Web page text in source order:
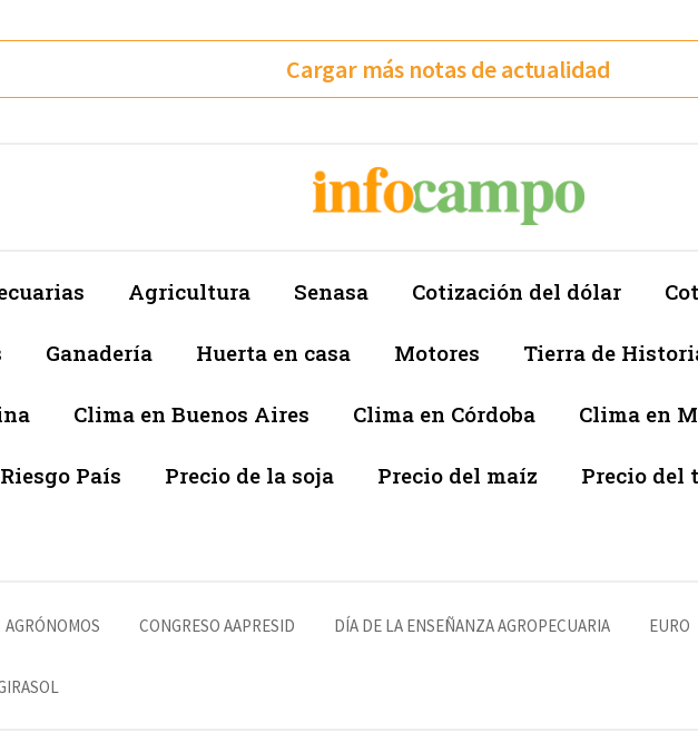
Cargar más notas de actualidad
Agricultura Senasa Cotización del dólar
Ganadería Huerta en casa Motores Tierra de
Clima en Buenos Aires Clima en Córdoba Clima en
Riesgo País Precio de la soja Precio del maíz Precio del
AGRÓNOMOS CONGRESO AAPRESID DÍA DE LA ENSEÑANZA AGROPECUARIA EURO